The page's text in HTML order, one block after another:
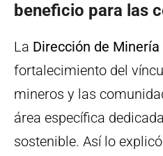
beneficio para las
La Dirección de Minería
fortalecimiento del
mineros y las
área específica
sostenible. Así lo